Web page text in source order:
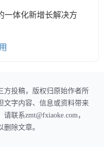
一体化新增长解决方
方投稿，版权归原始作者所
文字内容、信息或资料带来
联系zmt@fxiaoke.com，
除文章。